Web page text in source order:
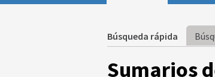
Búsqueda rápida
Sumarios